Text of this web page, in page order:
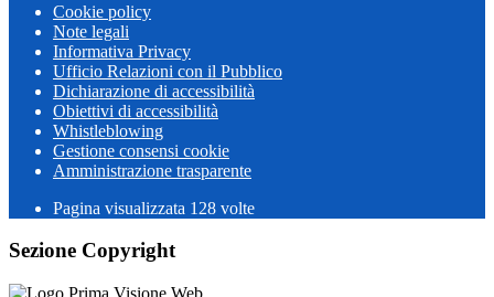
Cookie policy
Note legali
Informativa Privacy
Ufficio Relazioni con il Pubblico
Dichiarazione di accessibilità
Obiettivi di accessibilità
Whistleblowing
Gestione consensi cookie
Amministrazione trasparente
Pagina visualizzata 128 volte
Sezione Copyright